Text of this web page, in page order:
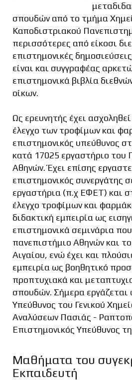
σπουδών από το τμήμα
Καποδιστριακού
περισσότερες από είκοσι
επιστημονικές
είναι και συγγραφέας
επιστημονικά βιβλία
οίκων.
Ως ερευνητής έχει
έλεγχο των τροφίμων και
επιστημονικός υπεύθυνος
κατά 17025 εργαστήριο του
Αθηνών. Έχει επίσης
επιστημονικός συνεργάτης
εργαστήρια (π.χ ΕΦΕΤ) και
έλεγχο τροφίμων και
διδακτική εμπειρία ως
επιστημονικά σεμινάρια
πανεπιστήμιο Αθηνών και
Αιγαίου, ενώ έχει και
εμπειρία ως βοηθητικό
προπτυχιακά και
σπουδών. Σήμερα εργάζεται
Υπεύθυνος του Γενικού
Αναλύσεων Πασιάς -
Επιστημονικός Υπεύθυνος
Μαθήματα του
Εκπαιδευτή